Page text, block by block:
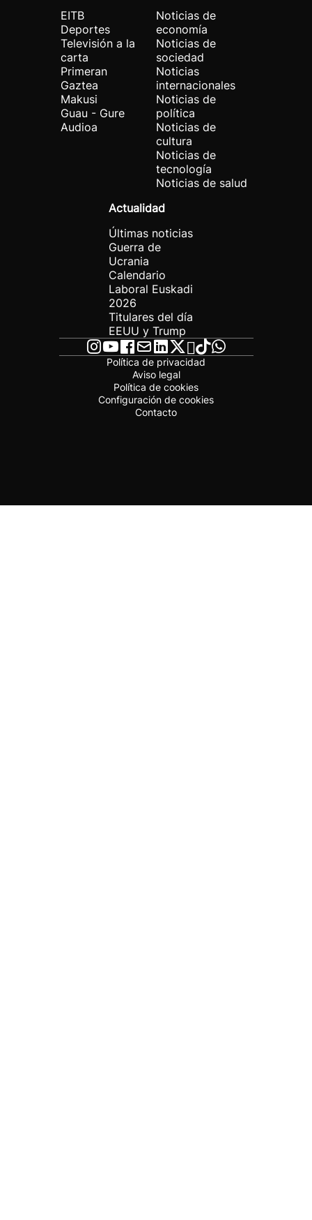
EITB
Deportes
Televisión a la
carta
Primeran
Gaztea
Makusi
Guau - Gure
Audioa
Noticias de
economía
Noticias de
sociedad
Noticias
internacionales
Noticias de
política
Noticias de
cultura
Noticias de
tecnología
Noticias de salud
Actualidad
Últimas noticias
Guerra de
Ucrania
Calendario
Laboral Euskadi
2026
Titulares del día
EEUU y Trump
Política de privacidad
Aviso legal
Política de cookies
Configuración de cookies
Contacto